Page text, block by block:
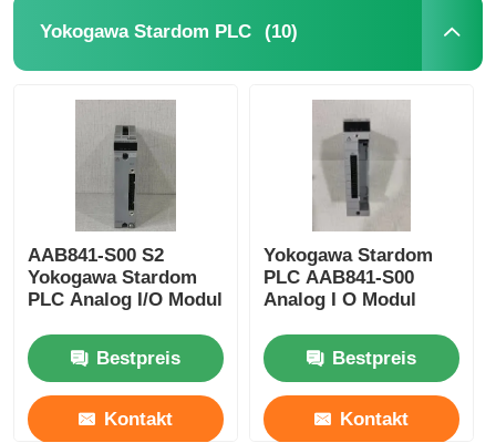
Yokogawa Stardom PLC (10)
AAB841-S00 S2
Yokogawa Stardom
PLC Analog I/O Modul
Bestpreis
Kontakt
Yokogawa Stardom
PLC AAB841-S00
Analog I O Modul
Bestpreis
Kontakt